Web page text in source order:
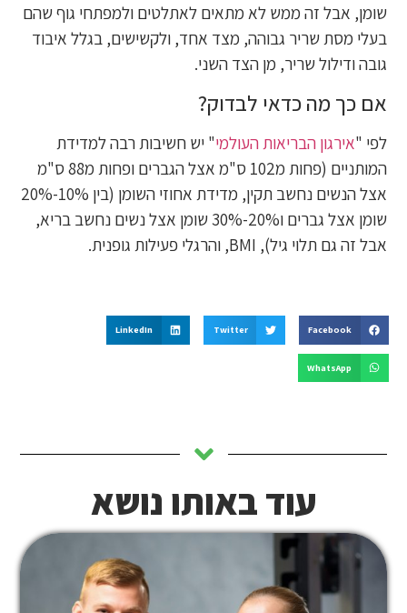
שומן, אבל זה ממש לא מתאים לאתלטים ולמפתחי גוף שהם
בעלי מסת שריר גבוהה, מצד אחד, ולקשישים, בגלל איבוד
גובה ודילול שריר, מן הצד השני.
אם כך מה כדאי לבדוק?
לפי "אירגון הבריאות העולמי" יש חשיבות רבה למדידת
המותניים (פחות מ102 ס"מ אצל הגברים ופחות מ88 ס"מ
אצל הנשים נחשב תקין, מדידת אחוזי השומן (בין 10%-20%
שומן אצל גברים ו20%-30% שומן אצל נשים נחשב בריא,
אבל זה גם תלוי גיל), BMI, והרגלי פעילות גופנית.
Facebook
Twitter
LinkedIn
WhatsApp
עוד באותו נושא